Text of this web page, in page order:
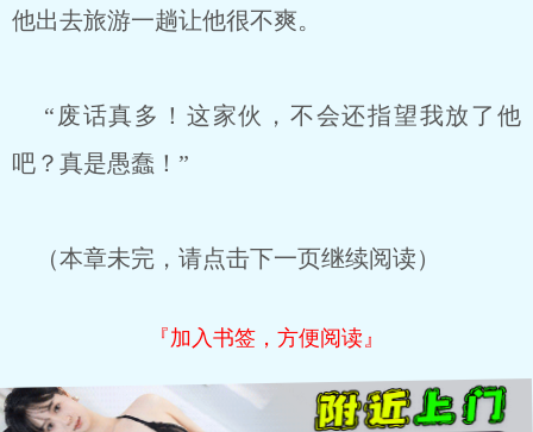
他出去旅游一趟让他很不爽。
“废话真多！这家伙，不会还指望我放了他
吧？真是愚蠢！”
（本章未完，请点击下一页继续阅读）
『加入书签，方便阅读』